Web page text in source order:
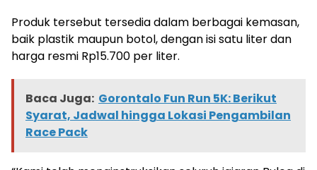
Produk tersebut tersedia dalam berbagai kemasan,
baik plastik maupun botol, dengan isi satu liter dan
harga resmi Rp15.700 per liter.
Baca Juga: Gorontalo Fun Run 5K: Berikut
Syarat, Jadwal hingga Lokasi Pengambilan
Race Pack